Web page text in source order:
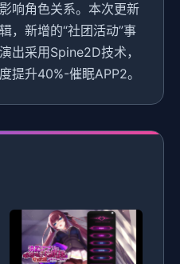
响角色关系。本次更新
，新增的“社团活动”事
出采用Spine2D技术，
提升40%-催眠APP2。